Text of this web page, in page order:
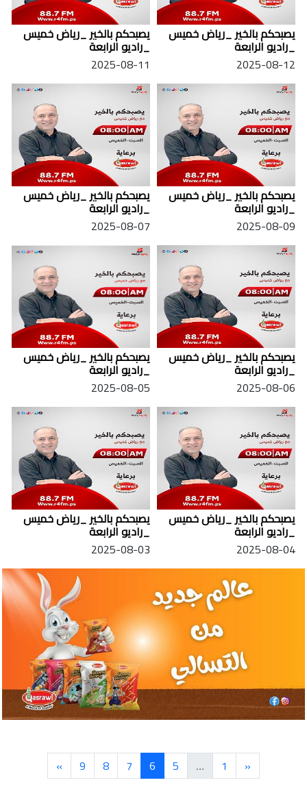
يصبحكم بالخير _رياض خميس
_راديو الرابعة
2025-08-12
يصبحكم بالخير _رياض خميس
_راديو الرابعة
2025-08-11
يصبحكم بالخير _رياض خميس
_راديو الرابعة
2025-08-09
يصبحكم بالخير _رياض خميس
_راديو الرابعة
2025-08-07
يصبحكم بالخير _رياض خميس
_راديو الرابعة
2025-08-06
يصبحكم بالخير _رياض خميس
_راديو الرابعة
2025-08-05
يصبحكم بالخير _رياض خميس
_راديو الرابعة
2025-08-04
يصبحكم بالخير _رياض خميس
_راديو الرابعة
2025-08-03
«
1
…
5
6
7
8
9
»